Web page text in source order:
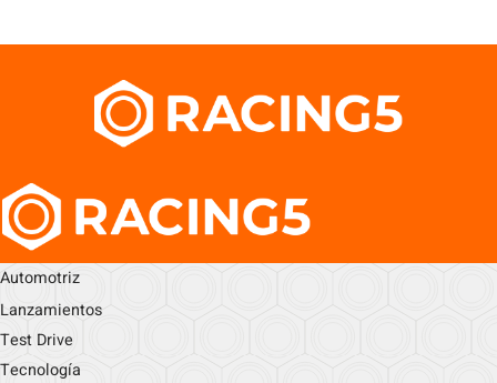
Automotriz
Lanzamientos
Test Drive
Tecnología